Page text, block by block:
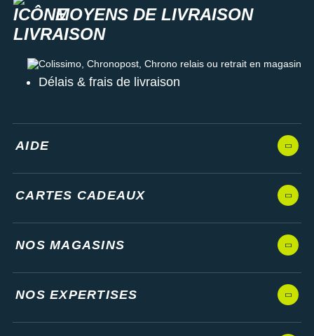
MOYENS DE LIVRAISON
Colissimo, Chronopost, Chrono relais ou retrait en magasin
Délais & frais de livraison
AIDE
CARTES CADEAUX
NOS MAGASINS
NOS EXPERTISES